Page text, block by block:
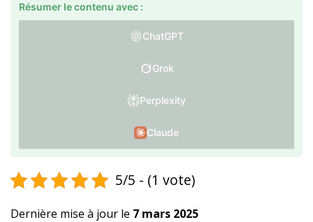
Résumer le contenu avec :
ChatGPT
Grok
Perplexity
Claude
5/5 - (1 vote)
Dernière mise à jour le 7 mars 2025